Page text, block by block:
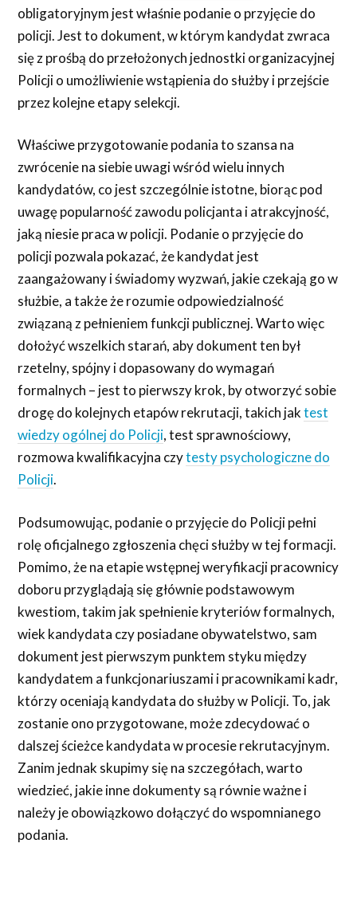
obligatoryjnym jest właśnie podanie o przyjęcie do
policji. Jest to dokument, w którym kandydat zwraca
się z prośbą do przełożonych jednostki organizacyjnej
Policji o umożliwienie wstąpienia do służby i przejście
przez kolejne etapy selekcji.
Właściwe przygotowanie podania to szansa na
zwrócenie na siebie uwagi wśród wielu innych
kandydatów, co jest szczególnie istotne, biorąc pod
uwagę popularność zawodu policjanta i atrakcyjność,
jaką niesie praca w policji. Podanie o przyjęcie do
policji pozwala pokazać, że kandydat jest
zaangażowany i świadomy wyzwań, jakie czekają go w
służbie, a także że rozumie odpowiedzialność
związaną z pełnieniem funkcji publicznej. Warto więc
dołożyć wszelkich starań, aby dokument ten był
rzetelny, spójny i dopasowany do wymagań
formalnych – jest to pierwszy krok, by otworzyć sobie
drogę do kolejnych etapów rekrutacji, takich jaktest
wiedzy ogólnej do Policji, test sprawnościowy,
rozmowa kwalifikacyjna czytesty psychologiczne do
Policji.
Podsumowując, podanie o przyjęcie do Policji pełni
rolę oficjalnego zgłoszenia chęci służby w tej formacji.
Pomimo, że na etapie wstępnej weryfikacji pracownicy
doboru przyglądają się głównie podstawowym
kwestiom, takim jak spełnienie kryteriów formalnych,
wiek kandydata czy posiadane obywatelstwo, sam
dokument jest pierwszym punktem styku między
kandydatem a funkcjonariuszami i pracownikami kadr,
którzy oceniają kandydata do służby w Policji. To, jak
zostanie ono przygotowane, może zdecydować o
dalszej ścieżce kandydata w procesie rekrutacyjnym.
Zanim jednak skupimy się na szczegółach, warto
wiedzieć, jakie inne dokumenty są równie ważne i
należy je obowiązkowo dołączyć do wspomnianego
podania.